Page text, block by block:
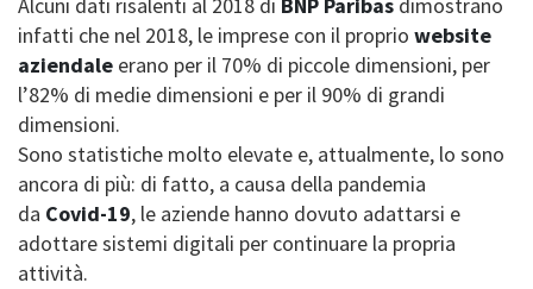
Alcuni dati risalenti al 2018 di BNP Paribas dimostrano
infatti che nel 2018, le imprese con il proprio website
aziendale erano per il 70% di piccole dimensioni, per
l’82% di medie dimensioni e per il 90% di grandi
dimensioni.
Sono statistiche molto elevate e, attualmente, lo sono
ancora di più: di fatto, a causa della pandemia
da Covid-19, le aziende hanno dovuto adattarsi e
adottare sistemi digitali per continuare la propria
attività.